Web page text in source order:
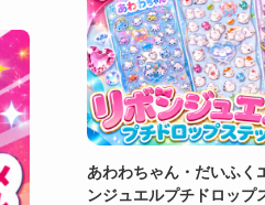
あわわちゃん・だいふく
ンジュエルプチドロップ